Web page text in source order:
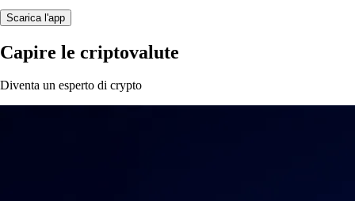
Scarica l'app
Capire le criptovalute
Diventa un esperto di crypto